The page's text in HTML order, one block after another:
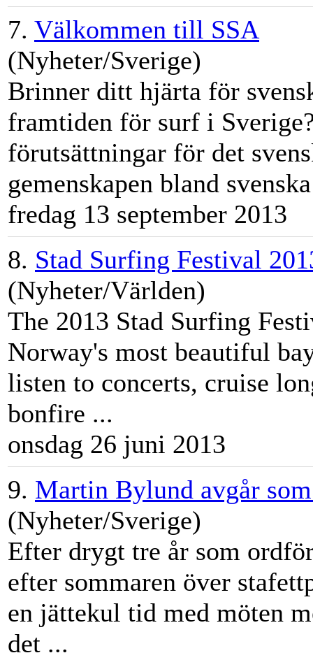
7. Välkommen till SSA
(Nyheter/Sverige)
Brinner ditt hjärta för
framtiden för surf i
förutsättningar för det
gemenskapen bland
fredag 13 september 2013
8. Stad Surfing Festival
(Nyheter/Världen)
The 2013 Stad Surfing Festi
Norway's most beautiful
listen to concerts, cruise
bonfire ...
onsdag 26 juni 2013
9. Martin Bylund avgår
(Nyheter/Sverige)
Efter drygt tre år som
efter sommaren över
en jättekul tid med möten
det ...